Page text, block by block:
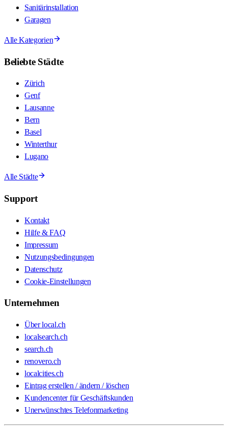
Sanitärinstallation
Garagen
Alle Kategorien
Beliebte Städte
Zürich
Genf
Lausanne
Bern
Basel
Winterthur
Lugano
Alle Städte
Support
Kontakt
Hilfe & FAQ
Impressum
Nutzungsbedingungen
Datenschutz
Cookie-Einstellungen
Unternehmen
Über local.ch
localsearch.ch
search.ch
renovero.ch
localcities.ch
Eintrag erstellen / ändern / löschen
Kundencenter für Geschäftskunden
Unerwünschtes Telefonmarketing